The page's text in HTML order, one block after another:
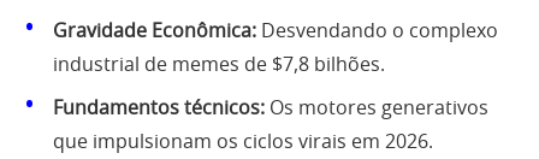
Gravidade Econômica: Desvendando o complexo
industrial de memes de $7,8 bilhões.
Fundamentos técnicos: Os motores generativos
que impulsionam os ciclos virais em 2026.